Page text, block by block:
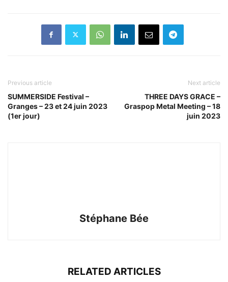
Previous article
SUMMERSIDE Festival –
Granges – 23 et 24 juin 2023
(1er jour)
Next article
THREE DAYS GRACE –
Graspop Metal Meeting – 18
juin 2023
Stéphane Bée
RELATED ARTICLES